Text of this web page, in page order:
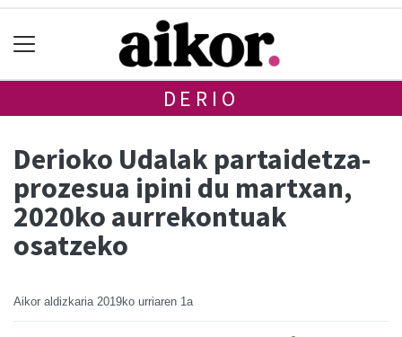
DERIO
Derioko Udalak partaidetza-
prozesua ipini du martxan,
2020ko aurrekontuak
osatzeko
Aikor aldizkaria 2019ko urriaren 1a